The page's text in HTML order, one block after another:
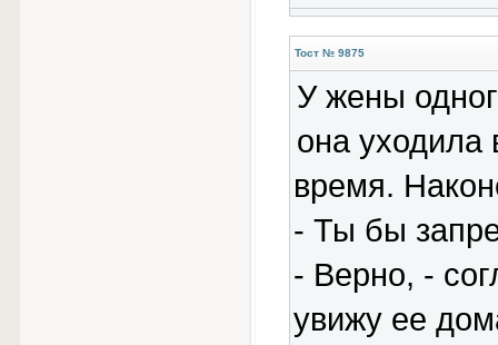
Тост № 9875
У жены
она уходила
время.
- Ты бы
- Верно, -
увижу ее